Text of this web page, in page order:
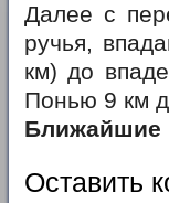
Далее с
ручья,
км) до
Понью 9 км
Ближайшие
Оставить